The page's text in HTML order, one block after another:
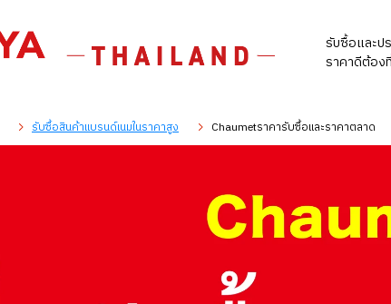
รับซื้อและป
ราคาดีต้อง
รับซื้อสินค้าแบรนด์เนมในราคาสูง Chaumetราคารับซื้อและราคาตลาด